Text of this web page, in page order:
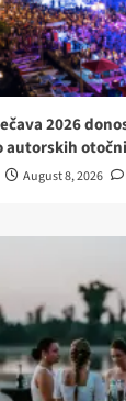
2026
August 8, 2026